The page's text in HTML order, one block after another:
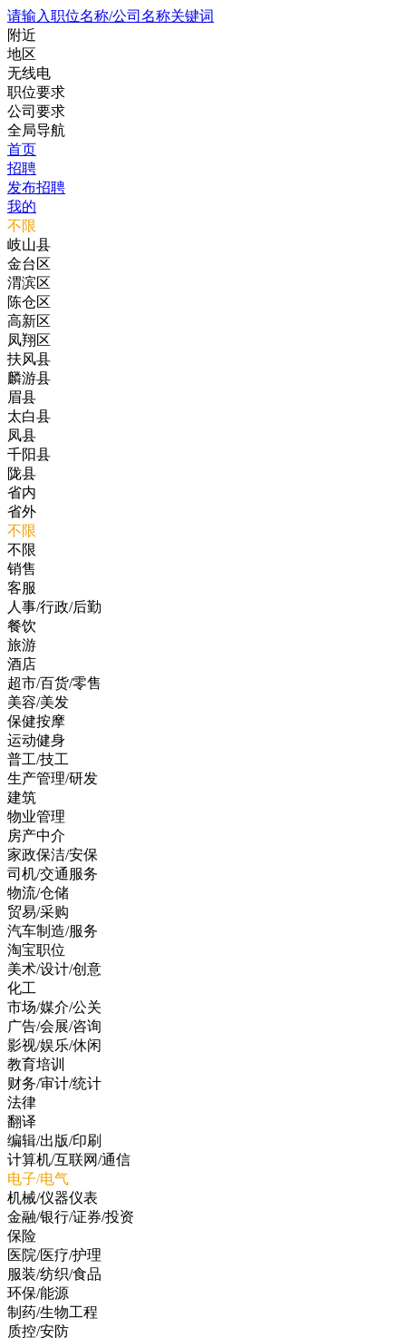
请输入职位名称/公司名称关键词
附近
地区
无线电
职位要求
公司要求
全局导航
首页
招聘
发布招聘
我的
不限
岐山县
金台区
渭滨区
陈仓区
高新区
凤翔区
扶风县
麟游县
眉县
太白县
凤县
千阳县
陇县
省内
省外
不限
不限
销售
客服
人事/行政/后勤
餐饮
旅游
酒店
超市/百货/零售
美容/美发
保健按摩
运动健身
普工/技工
生产管理/研发
建筑
物业管理
房产中介
家政保洁/安保
司机/交通服务
物流/仓储
贸易/采购
汽车制造/服务
淘宝职位
美术/设计/创意
化工
市场/媒介/公关
广告/会展/咨询
影视/娱乐/休闲
教育培训
财务/审计/统计
法律
翻译
编辑/出版/印刷
计算机/互联网/通信
电子/电气
机械/仪器仪表
金融/银行/证券/投资
保险
医院/医疗/护理
服装/纺织/食品
环保/能源
制药/生物工程
质控/安防